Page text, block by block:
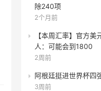
除240项
2个月前
【本周汇率】官方
人：可能会到1800
2周前
阿根廷挺进世界杯四
3周前